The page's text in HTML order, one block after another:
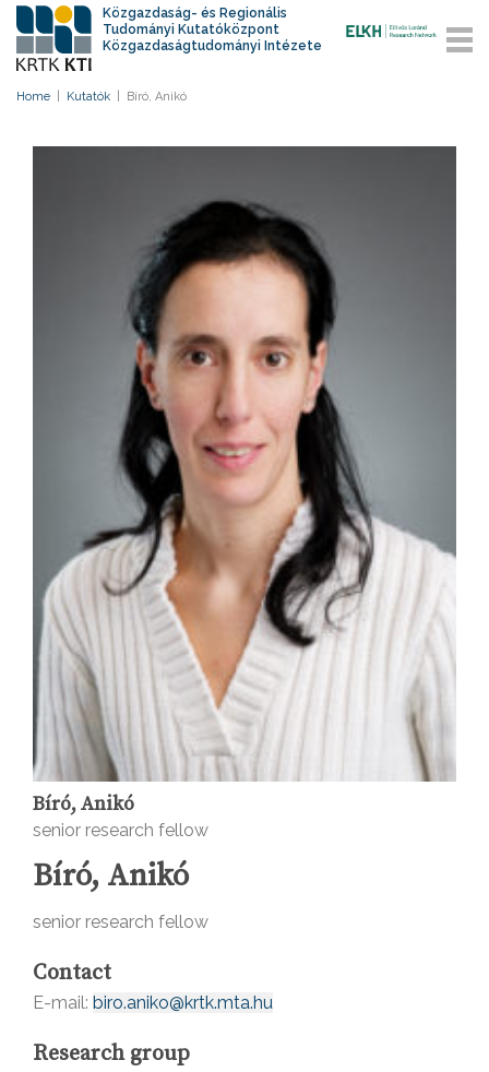
Közgazdaság- és Regionális
Tudományi Kutatóközpont
Közgazdaságtudományi Intézete
Home Kutatók Bíró, Anikó
Bíró, Anikó
senior research fellow
Bíró, Anikó
senior research fellow
Contact
E-mail: biro.aniko@krtk.mta.hu
Research group